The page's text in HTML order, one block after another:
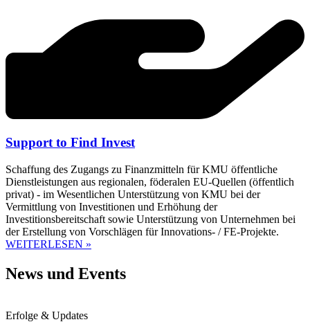
Support to Find Invest
Schaffung des Zugangs zu Finanzmitteln für KMU öffentliche
Dienstleistungen aus regionalen, föderalen EU-Quellen (öffentlich
privat) - im Wesentlichen Unterstützung von KMU bei der
Vermittlung von Investitionen und Erhöhung der
Investitionsbereitschaft sowie Unterstützung von Unternehmen bei
der Erstellung von Vorschlägen für Innovations- / FE-Projekte.
WEITERLESEN »
News und Events
Erfolge & Updates